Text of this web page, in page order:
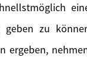
geben zu
ergeben,